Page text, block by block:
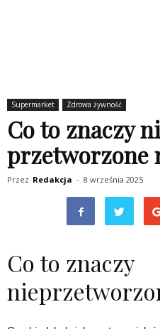
Supermarket Zdrowa żywność
Co to znaczy
przetworzone
Przez Redakcja - 8 września 2025
Co to znaczy